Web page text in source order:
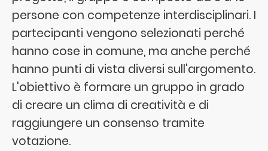
persone con competenze interdisciplinari. I
partecipanti vengono selezionati perché
hanno cose in comune, ma anche perché
hanno punti di vista diversi sull'argomento.
L'obiettivo è formare un gruppo in grado
di creare un clima di creatività e di
raggiungere un consenso tramite
votazione.